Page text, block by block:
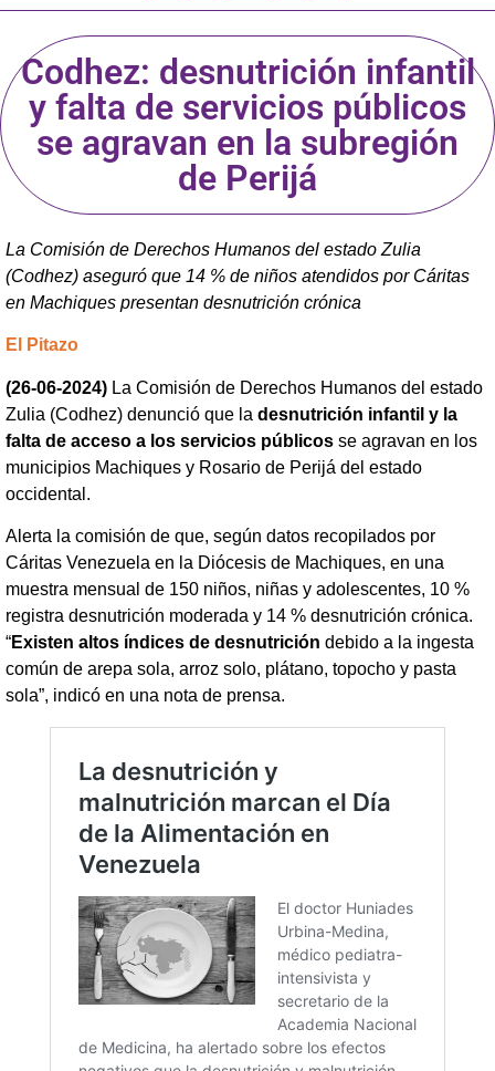
Codhez: desnutrición infantil
y falta de servicios públicos
se agravan en la subregión
de Perijá
La Comisión de Derechos Humanos del estado Zulia
(Codhez) aseguró que 14 % de niños atendidos por Cáritas
en Machiques presentan desnutrición crónica
El Pitazo
(26-06-2024) La Comisión de Derechos Humanos del estado
Zulia (Codhez) denunció que la desnutrición infantil y la
falta de acceso a los servicios públicos se agravan en los
municipios Machiques y Rosario de Perijá del estado
occidental.
Alerta la comisión de que, según datos recopilados por
Cáritas Venezuela en la Diócesis de Machiques, en una
muestra mensual de 150 niños, niñas y adolescentes, 10 %
registra desnutrición moderada y 14 % desnutrición crónica.
“Existen altos índices de desnutrición debido a la ingesta
común de arepa sola, arroz solo, plátano, topocho y pasta
sola”, indicó en una nota de prensa.